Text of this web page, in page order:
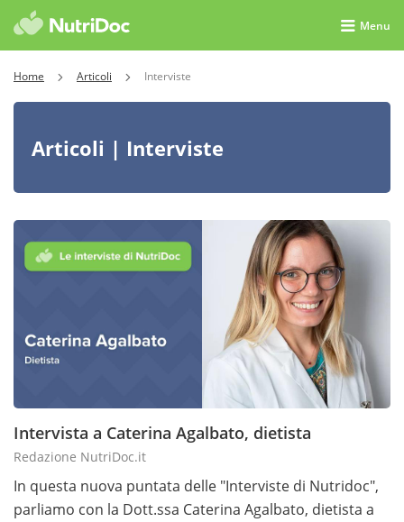
Menu
Home Articoli Interviste
Articoli | Interviste
Intervista a Caterina Agalbato, dietista
Redazione NutriDoc.it
In questa nuova puntata delle "Interviste di Nutridoc",
parliamo con la Dott.ssa Caterina Agalbato, dietista a